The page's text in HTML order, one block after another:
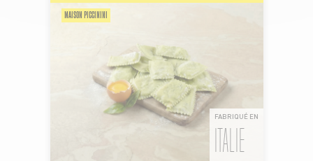
MAISON PICCININI
FABRIQUÉ EN
ITALIE